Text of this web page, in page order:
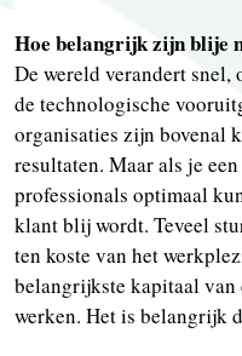
Hoe belangrijk zijn blije
De wereld verandert
de technologische
organisaties zijn bovenal
resultaten. Maar als je
professionals optimaal
klant blij wordt. Teveel
ten koste van het
belangrijkste kapitaal van
werken. Het is belangrijk